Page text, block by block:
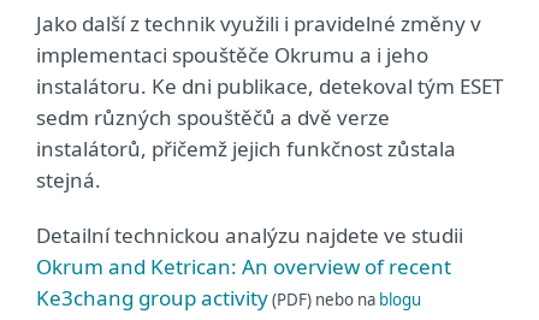
Jako další z technik využili i pravidelné změny v
implementaci spouštěče Okrumu a i jeho
instalátoru. Ke dni publikace, detekoval tým ESET
sedm různých spouštěčů a dvě verze
instalátorů, přičemž jejich funkčnost zůstala
stejná.
Detailní technickou analýzu najdete ve studii
Okrum and Ketrican: An overview of recent
Ke3chang group activity(PDF) nebo na blogu